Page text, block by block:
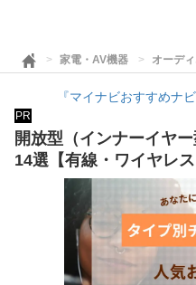
家電・AV機器 オーデ
『マイナビおすすめナ
PR
開放型（インナーイヤ
14選【有線・ワイヤレス